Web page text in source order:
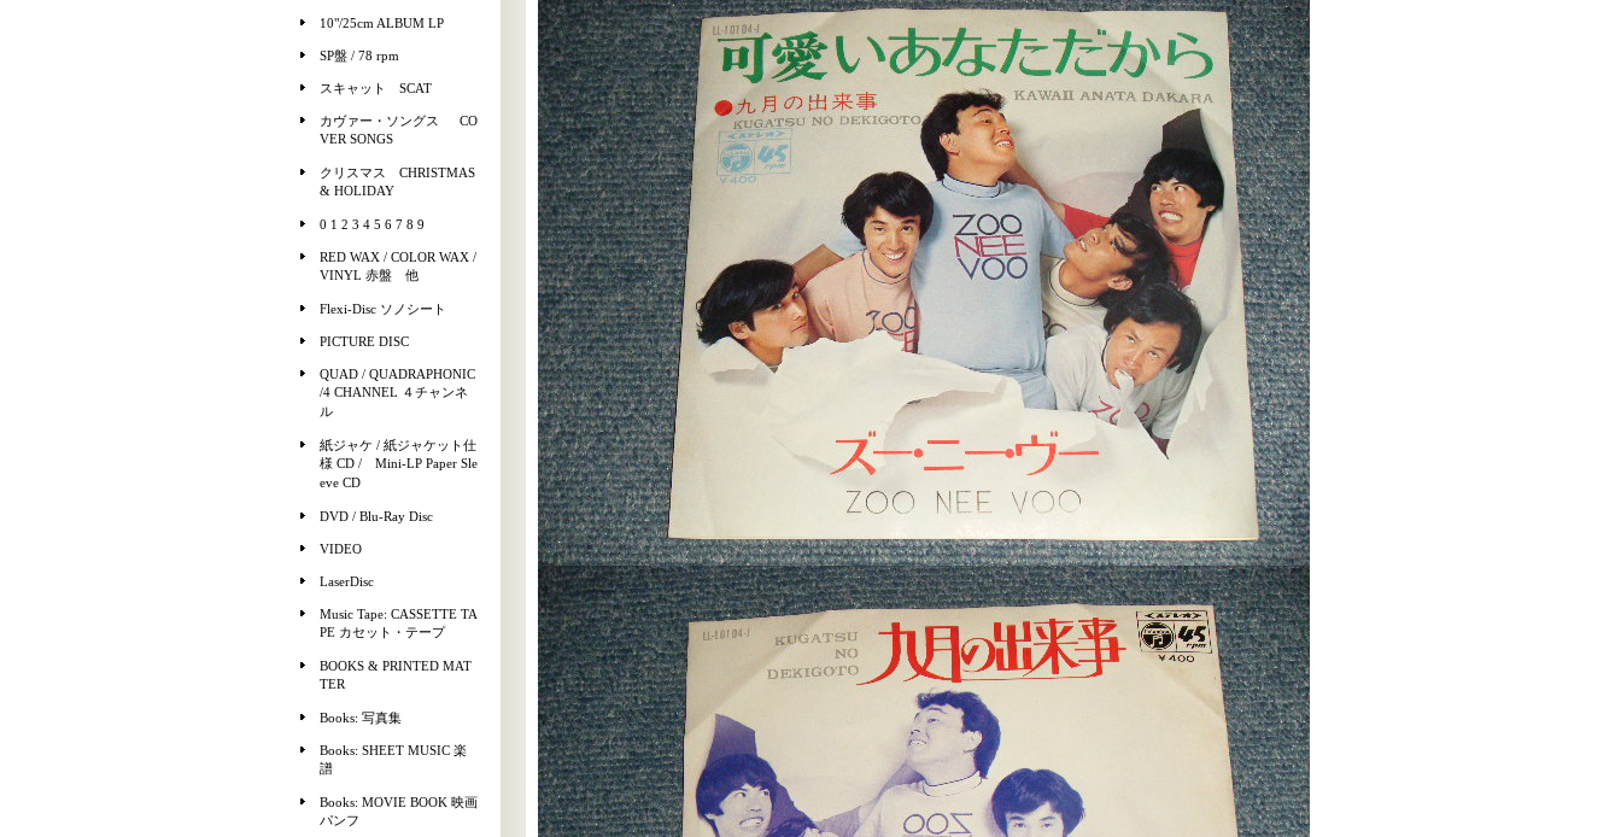
10"/25cm ALBUM LP
SP盤 / 78 rpm
スキャット SCAT
カヴァー・ソングス CO
VER SONGS
クリスマス CHRISTMAS
& HOLIDAY
0 1 2 3 4 5 6 7 8 9
RED WAX / COLOR WAX /
VINYL 赤盤 他
Flexi-Disc ソノシート
PICTURE DISC
QUAD / QUADRAPHONIC
/4 CHANNEL ４チャンネ
ル
紙ジャケ / 紙ジャケット仕
様 CD / Mini-LP Paper Sle
eve CD
DVD / Blu-Ray Disc
VIDEO
LaserDisc
Music Tape: CASSETTE TA
PE カセット・テープ
BOOKS & PRINTED MAT
TER
Books: 写真集
Books: SHEET MUSIC 楽
譜
Books: MOVIE BOOK 映画
パンフ